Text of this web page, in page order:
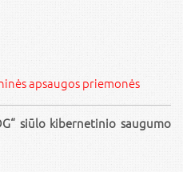
apsaugos priemonės
siūlo kibernetinio saugumo